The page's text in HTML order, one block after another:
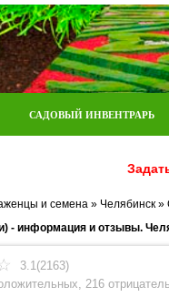
САДОВЫЙ ИНВЕНТРАРЬ
и семена » Челябинск »
- информация и отзывы.
3.1(2163)
, 216